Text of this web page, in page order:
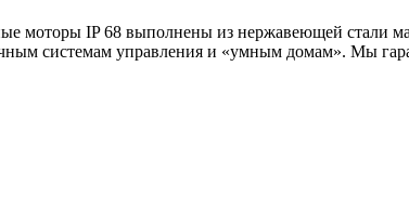
моторы IP 68 выполнены из нержавеющей стали
системам управления и «умным домам». Мы